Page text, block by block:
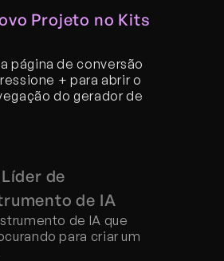
Projeto no Kits
página de conversão
+ para abrir o
do gerador de
de
de IA
de IA que
para criar um